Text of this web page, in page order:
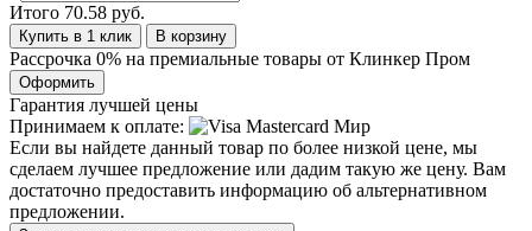
Итого 70.58 руб.
Купить в 1 клик В корзину
Рассрочка 0% на премиальные товары от Клинкер Пром
Оформить
Гарантия лучшей цены
Принимаем к оплате:
Если вы найдете данный товар по более низкой цене, мы
сделаем лучшее предложение или дадим такую же цену. Вам
достаточно предоставить информацию об альтернативном
предложении.